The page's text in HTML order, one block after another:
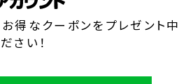
得なクーポンをプレゼント中
さい！